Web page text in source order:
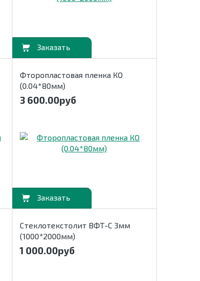
Фторопластовая пленка КО
(0.04*80мм)
3 600.00руб
Стеклотекстолит ВФТ-С 3мм
(1000*2000мм)
1 000.00руб